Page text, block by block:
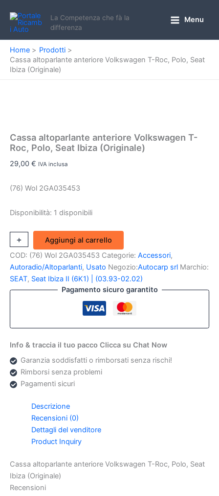
contenuto
La Competenza che fà la
differenza
Menu
Home
Prodotti
Cassa altoparlante anteriore Volkswagen T-Roc, Polo, Seat
Ibiza (Originale)
Cassa altoparlante anteriore Volkswagen T-
Roc, Polo, Seat Ibiza (Originale)
29,00 € IVA inclusa
(76) Wol 2GA035453
Disponibilità: 1 disponibili
-
Cassa
altoparlante
anteriore
Volkswagen
T-
+
Aggiungi al carrello
COD: (76) Wol 2GA035453 Categorie: Accessori,
Autoradio/Altoparlanti, Usato Negozio:Autocarp srl Marchio:
SEAT, Seat Ibiza II (6K1) | (03.93-02.02)
Pagamento sicuro garantito
Info & traccia il tuo pacco Clicca su Chat Now
Garanzia soddisfatti o rimborsati senza rischi!
Rimborsi senza problemi
Pagamenti sicuri
Descrizione
Recensioni (0)
Dettagli del venditore
Product Inquiry
Cassa altoparlante anteriore Volkswagen T-Roc, Polo, Seat
Ibiza (Originale)
Recensioni